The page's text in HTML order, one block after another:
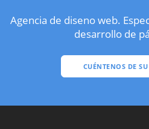
Agencia de diseno web.
desarrollo de
CUÉNTENOS DE